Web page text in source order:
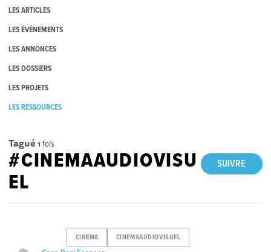
LES ARTICLES
LES ÉVÉNEMENTS
LES ANNONCES
LES DOSSIERS
LES PROJETS
LES RESSOURCES
Tagué 1 fois
SUIVRE
#CINEMAAUDIOVISU
EL
CINEMA CINEMAAUDIOVISUEL